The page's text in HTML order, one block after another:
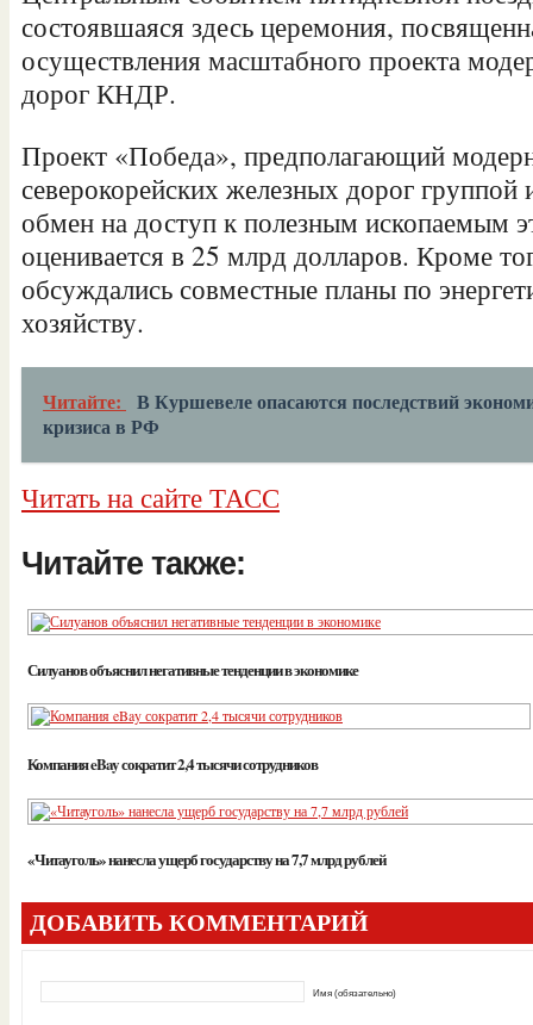
состоявшаяся здесь церемония,
осуществления масштабного проекта
дорог КНДР.
Проект «Победа», предполагающий
северокорейских железных дорог
обмен на доступ к полезным ископаемым
оценивается в 25 млрд долларов. Кроме
обсуждались совместные планы по
хозяйству.
Читайте:
В Куршевеле опасаются последствий
кризиса в РФ
Читать на сайте ТАСС
Читайте также:
Силуанов объяснил негативные тенденции в экономике
Компания eBay сократит 2,4 тысячи сотрудников
«Читауголь» нанесла ущерб государству на 7,7 млрд рублей
ДОБАВИТЬ КОММЕНТАРИЙ
Имя (обязательно)